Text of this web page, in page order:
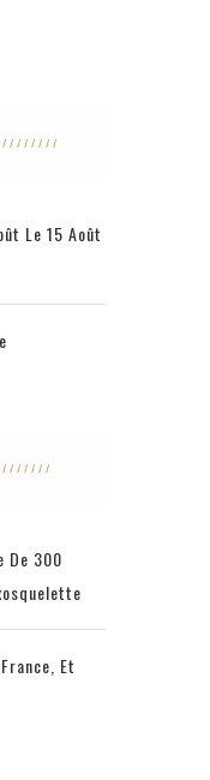
Le 15 Août
De 300
Et